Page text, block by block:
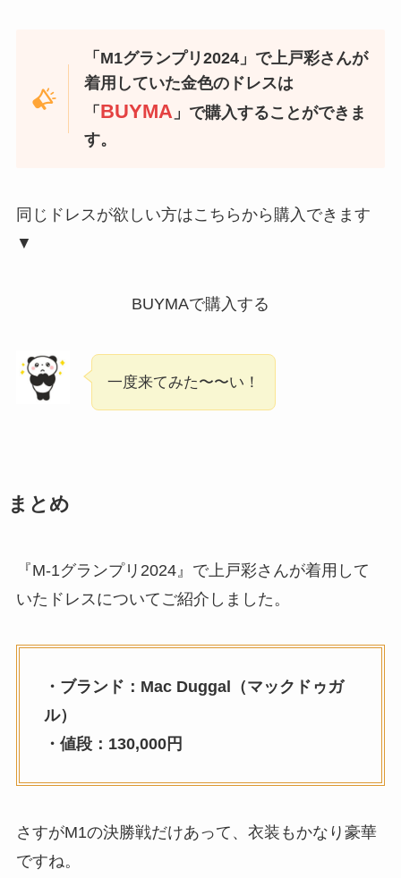
「M1グランプリ2024」で上戸彩さんが
着用していた金色のドレスは
「 BUYMA 」で購入することができま
す。
同じドレスが欲しい方はこちらから購入できます
▼
BUYMAで購入する
一度来てみた〜〜い！
まとめ
『M-1グランプリ2024』で上戸彩さんが着用して
いたドレスについてご紹介しました。
・ブランド：Mac Duggal（マックドゥガ
ル）
・値段：130,000円
さすがM1の決勝戦だけあって、衣装もかなり豪華
ですね。